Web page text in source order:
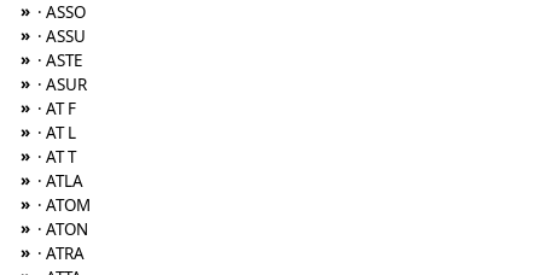
» · ASSO
» · ASSU
» · ASTE
» · ASUR
» · AT F
» · AT L
» · AT T
» · ATLA
» · ATOM
» · ATON
» · ATRA